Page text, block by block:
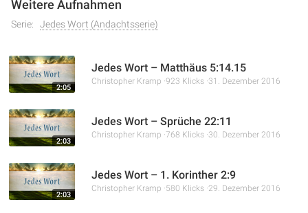
Weitere Aufnahmen
Serie: Jedes Wort (Andachtsserie)
2:05
Jedes Wort – Matthäus 5:14.15
Christopher Kramp 923 Klicks 31. Dezember 2016
2:03
Jedes Wort – Sprüche 22:11
Christopher Kramp 768 Klicks 30. Dezember 2016
2:03
Jedes Wort – 1. Korinther 2:9
Christopher Kramp 580 Klicks 29. Dezember 2016